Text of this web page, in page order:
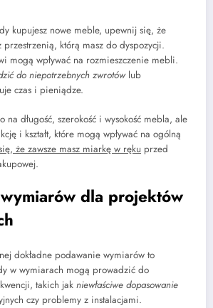
kupujesz nowe meble, upewnij się, że
którą masz do dyspozycji.
mogą wpływać na rozmieszczenie mebli.
do niepotrzebnych zwrotówlub
czas i pieniądze.
na długość, szerokość i wysokość mebla, ale
i kształt, które mogą wpływać na ogólną
że zawsze masz miarkę w ręku przed
dla projektów
dokładne podawanie wymiarów to
w wymiarach mogą prowadzić do
takich jak niewłaściwe dopasowanie
czy problemy z instalacjami.